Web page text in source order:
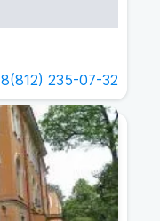
8(812) 235-07-32